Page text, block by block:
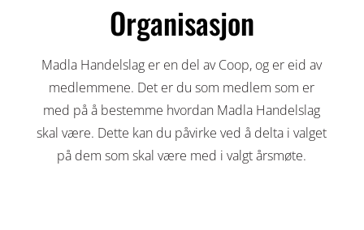
Organisasjon
Madla Handelslag er en del av Coop, og er eid av
medlemmene. Det er du som medlem som er
med på å bestemme hvordan Madla Handelslag
skal være. Dette kan du påvirke ved å delta i valget
på dem som skal være med i valgt årsmøte.